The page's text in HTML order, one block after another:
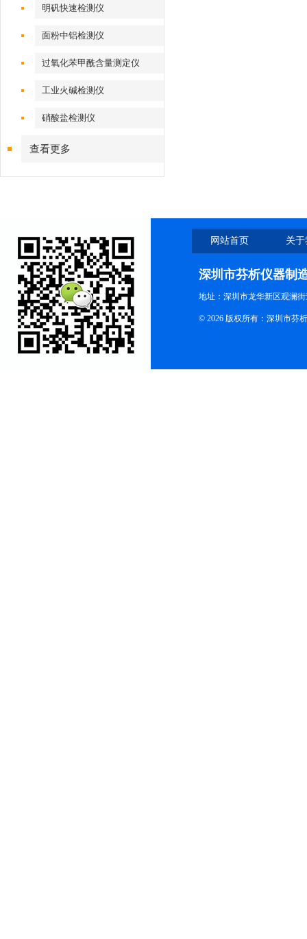
明矾快速检测仪
面粉中铝检测仪
过氧化苯甲酰含量测定仪
工业火碱检测仪
硝酸盐检测仪
查看更多
网站首页 关
深圳市芬析仪器制
地址：深圳市龙华新区观澜
© 2026 版权所有：深圳市芬